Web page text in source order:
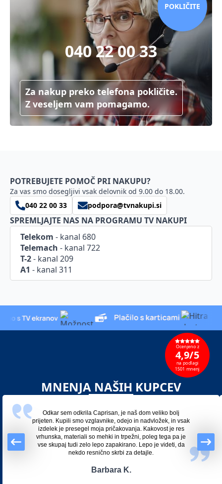
POKLIČITE
040 22 00 33
Za nakup preko telefona pokličite.
Z veseljem vam pomagamo.
POTREBUJETE POMOČ PRI NAKUPU?
Za vas smo dosegljivi vsak delovnik od 9.00 do 18.00.
040 22 00 33
podpora@tvnakupi.si
SPREMLJAJTE NAS NA PROGRAMU TV NAKUPI
Telekom - kanal 680
Telemach - kanal 722
T-2- kanal 209
A1 - kanal 311
MNENJA NAŠIH KUPCEV
Ocenjeno z
4,9/5
na podlagi
1501 mnenj
Odkar sem odkrila Caprisan, je naš dom veliko bolj
prijeten. Kupili smo vzglavnike, odejo in nadvložek, in vsak
izdelek je presegel moja pričakovanja. Kakovost je res
vrhunska, materiali so mehki in trpežni, poleg tega pa je
vse skupaj tudi zelo lepo zapakirano. Lepo je videti, da
nekdo resnično skrbi za detajle.
Barbara K.